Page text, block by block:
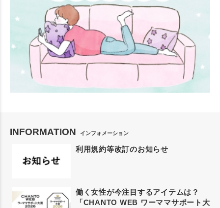
INFORMATION インフォメーション
利用規約等改訂のお知らせ
働く女性が今注目するアイテムは？
「CHANTO WEB ワーママサポート大